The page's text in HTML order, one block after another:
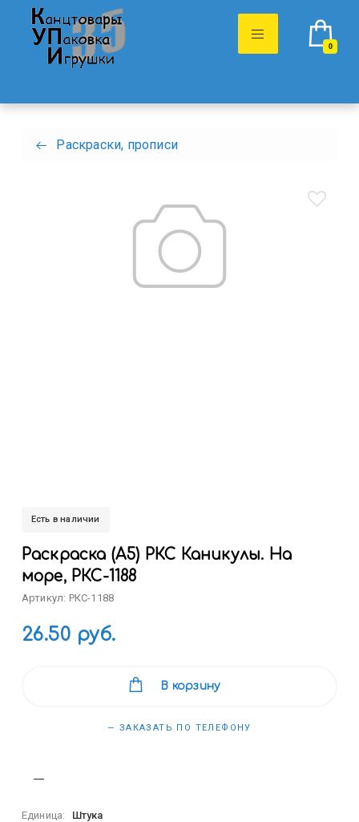
0
Раскраски, прописи
Есть в наличии
Раскраска (А5) РКС Каникулы. На
море, РКС-1188
Артикул: РКС-1188
26.50 руб.
В корзину
— ЗАКАЗАТЬ ПО ТЕЛЕФОНУ
Единица:
Штука